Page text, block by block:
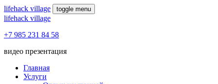
lifehack village toggle menu
lifehack village
+7 985 231 84 58
видео презентация
Главная
Услуги